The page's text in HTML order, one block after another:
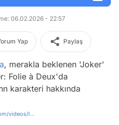
06.02.2026 - 22:57
Yap Paylaş
, merakla beklenen 'Joker'
Folie à Deux'da
karakteri hakkında
videos/l...